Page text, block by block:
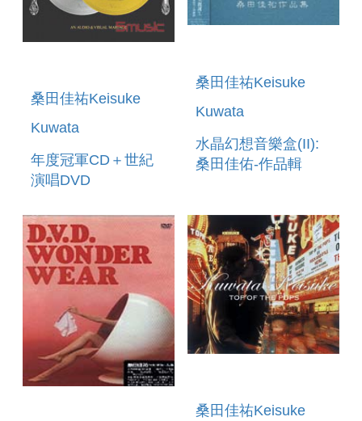
桑田佳祐Keisuke
Kuwata
年度冠軍CD＋世紀
演唱DVD
桑田佳祐Keisuke
Kuwata
水晶幻想音樂盒(II):
桑田佳佑-作品輯
ORPHONY
FANTANSIA KU
桑田佳祐Keisuke